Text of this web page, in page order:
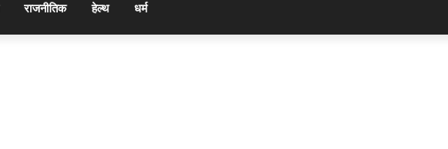
राजनीतिक हेल्थ धर्म